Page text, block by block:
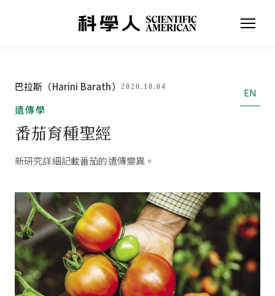
巴拉斯（Harini Barath） 2020.10.04
EN
遺傳學
番茄育種聖經
新研究詳細記載番茄的遺傳變異。